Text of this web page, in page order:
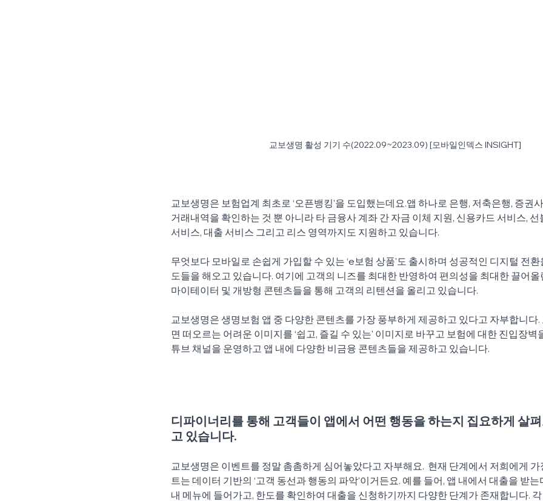
교보생명 활성 기기 수(2022.09~2023.09) [모바일인덱스 INSIGHT]
교보생명은 보험업계 최초로 ‘오픈뱅킹'을 도입했는데요.앱 하나로 은행, 저축은행, 증권
거래내역을 확인하는 것 뿐 아니라 타 금융사 계좌 간 자금 이체 지원, 신용카드 서비스, 선
서비스, 대출 서비스 그리고 리스 영역까지도 지원하고 있습니다.
무엇보다 모바일로 손쉽게 가입할 수 있는 ‘e보험 상품'도 출시하며 성공적인 디지털 전환
도들을 해오고 있습니다. 여기에 고객의 니즈를 최대한 반영하여 편의성을 최대한 끌어
마이테이터 및 개방형 콘텐츠들을 통해 고객의 리텐션을 올리고 있습니다.
교보생명은 생명보험 앱 중 다양한 콘텐츠를 가장 풍부하게 제공하고 있다고 자부합니다.
면 떠오르는 어려운 이미지를 ‘쉽고, 즐길 수 있는' 이미지로 바꾸고 보험에 대한 진입장벽
튜브 채널을 운영하고 앱 내에 다양한 비금융 콘텐츠들을 제공하고 있습니다.
디파이너리를 통해 고객들이 앱에서 어떤 행동을 하는지 집요하게 살
고 있습니다.
교보생명은 이벤트를 정말 촘촘하게 심어놓았다고 자부해요.  현재 단계에서 저희에게 가
트는 데이터 기반의 ‘고객 동선과 행동의 파악'이거든요. 예를 들어, 앱 내에서 대출을 받는
내 메뉴에 들어가고, 한도를 확인하여 대출을 신청하기까지 다양한 단계가 존재합니다.